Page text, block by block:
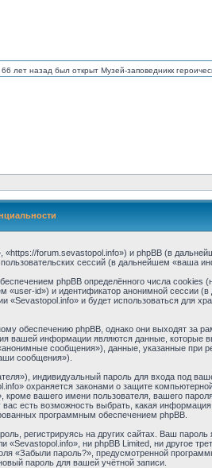
лет назад был открыт Музей-заповедникк
forum.sevastopol.info») и phpBB (в
сессий (в дальнейшем «ваша
phpBB определённого числа cookies
id») и идентификатор анонимной сессии
и будет использоваться для
phpBB, однако они выходят за
вашей информации являются данные,
сообщения»), данные, указанные при
сообщения»).
индивидуальный пароль для входа под
охраняется законами о защите
вашего имени пользователя, вашего
есть возможность выбрать, какая
программным обеспечением phpBB.
регистрируясь на других сайтах. Ваш пароль
«Sevastopol.info», ни phpBB Limited, ни другое
«Забыли пароль?», предусмотренной
пароль для вашей учётной записи.